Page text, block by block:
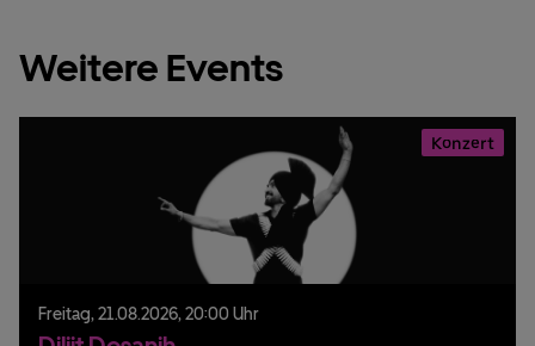
Weitere Events
Konzert
Freitag, 21.08.2026, 20:00 Uhr